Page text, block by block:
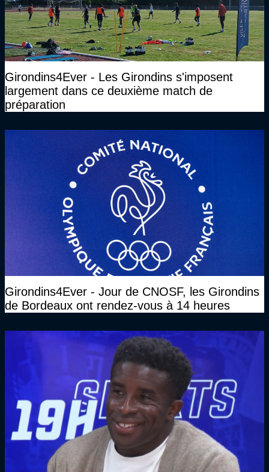
Girondins4Ever - Les Girondins s'imposent
largement dans ce deuxième match de
préparation
Girondins4Ever - Jour de CNOSF, les Girondins
de Bordeaux ont rendez-vous à 14 heures